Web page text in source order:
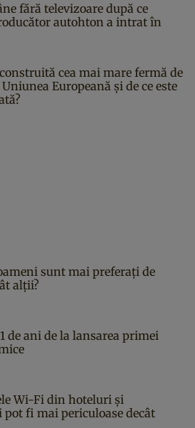
fără televizoare după ce
autohton a intrat în
cea mai mare fermă de
Europeană și de ce este
sunt mai preferați de
alții?
de ani de la lansarea primei
Wi-Fi din hoteluri și
pot fi mai periculoase decât